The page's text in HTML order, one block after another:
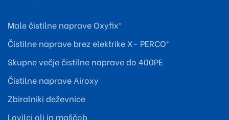
Male čistilne naprave Oxyfix®
Čistilne naprave brez elektrike X- PERCO®
Skupne večje čistilne naprave do 400PE
Čistilne naprave Airoxy
Zbiralniki deževnice
Lovilci olj in maščob